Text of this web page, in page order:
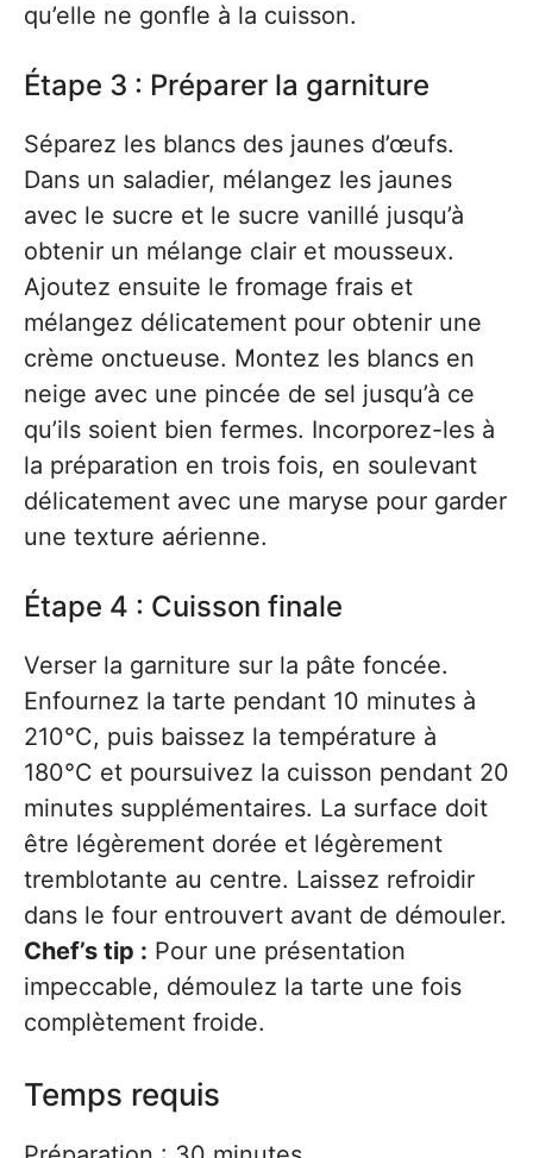
qu’elle ne gonfle à la cuisson.
Étape 3 : Préparer la garniture
Séparez les blancs des jaunes d’œufs.
Dans un saladier, mélangez les jaunes
avec le sucre et le sucre vanillé jusqu’à
obtenir un mélange clair et mousseux.
Ajoutez ensuite le fromage frais et
mélangez délicatement pour obtenir une
crème onctueuse. Montez les blancs en
neige avec une pincée de sel jusqu’à ce
qu’ils soient bien fermes. Incorporez-les à
la préparation en trois fois, en soulevant
délicatement avec une maryse pour garder
une texture aérienne.
Étape 4 : Cuisson finale
Verser la garniture sur la pâte foncée.
Enfournez la tarte pendant 10 minutes à
210°C, puis baissez la température à
180°C et poursuivez la cuisson pendant 20
minutes supplémentaires. La surface doit
être légèrement dorée et légèrement
tremblotante au centre. Laissez refroidir
dans le four entrouvert avant de démouler.
Chef’s tip : Pour une présentation
impeccable, démoulez la tarte une fois
complètement froide.
Temps requis